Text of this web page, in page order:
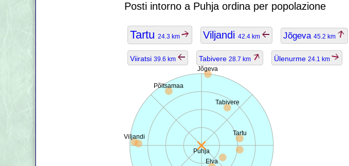
Posti intorno a Puhja ordina per popolazione
Tartu 24.3 km Viljandi 42.4 km Jõgeva 45.2 km
Viiratsi 39.6 km Tabivere 28.7 km Ülenurme 24.1 km
Puhja
Tartu
Viljandi
Jõgeva
Elva
Põltsamaa
Tabivere